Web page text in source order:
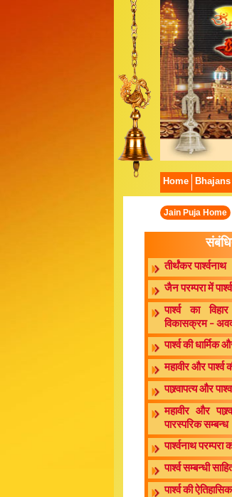
Home Bhajans
Jain Puja Home
तीर्थंकर पार्श्वनाथ
जैन परम्परा में
पार्श्व का
विकासक्रम –
पार्श्व की धार्मिक
महावीर और पार्श्व
पाश्र्वापत्य और
महावीर और
पारस्परिक सम्बन्ध
पार्श्वनाथ परम्परा
पार्श्व सम्बन्धी
पार्श्व की